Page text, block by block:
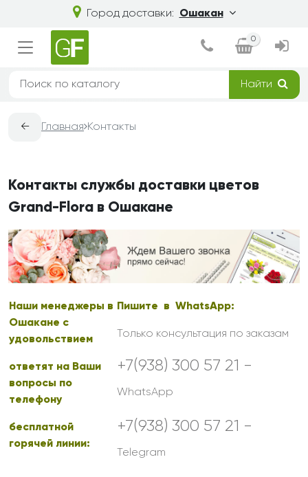
Город доставки: Ошакан
0
Найти
← Главная Контакты
Контакты службы доставки цветов
Grand-Flora в Ошакане
Наши менеджеры в
Ошакане с
удовольствием
ответят на Ваши
вопросы по
телефону
бесплатной
горячей линии:
Пишите в WhatsApp:
Только консультация по заказам
+7(938) 300 57 21 -
WhatsApp
+7(938) 300 57 21 -
Telegram